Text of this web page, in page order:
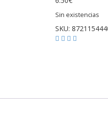
Sin existencias
SKU: